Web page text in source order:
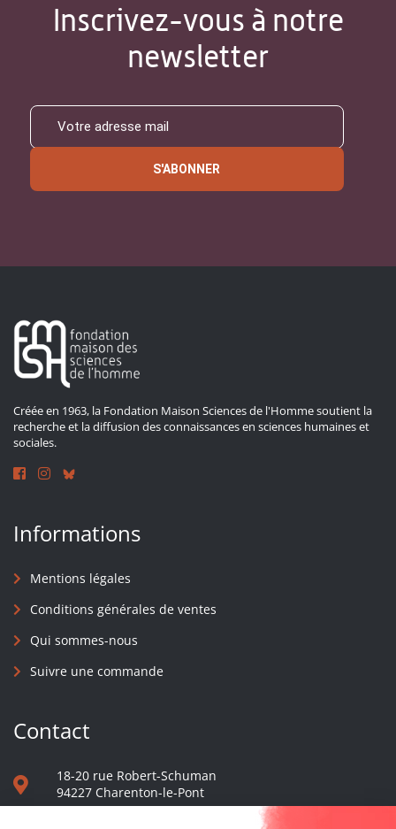
Inscrivez-vous à notre
newsletter
S'ABONNER
Créée en 1963, la Fondation Maison Sciences de l'Homme soutient la
recherche et la diffusion des connaissances en sciences humaines et
sociales.
Informations
Mentions légales
Conditions générales de ventes
Qui sommes-nous
Suivre une commande
Contact
18-20 rue Robert-Schuman
94227 Charenton-le-Pont